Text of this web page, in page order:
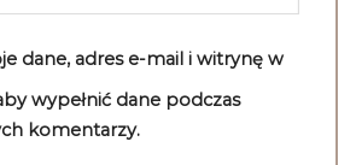
dane, adres e-mail i witrynę w
wypełnić dane podczas
komentarzy.